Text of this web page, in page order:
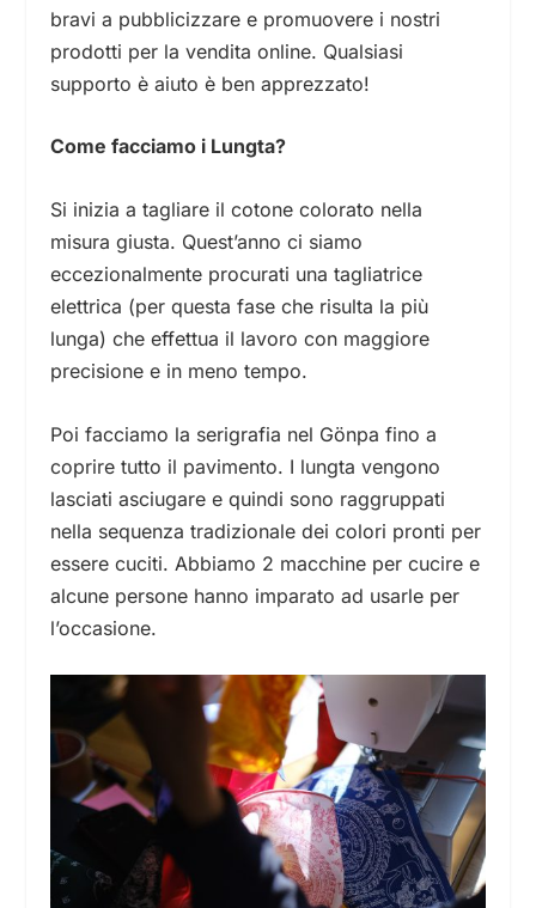
bravi a pubblicizzare e promuovere i nostri
prodotti per la vendita online. Qualsiasi
supporto è aiuto è ben apprezzato!
Come facciamo i Lungta?
Si inizia a tagliare il cotone colorato nella
misura giusta. Quest’anno ci siamo
eccezionalmente procurati una tagliatrice
elettrica (per questa fase che risulta la più
lunga) che effettua il lavoro con maggiore
precisione e in meno tempo.
Poi facciamo la serigrafia nel Gönpa fino a
coprire tutto il pavimento. I lungta vengono
lasciati asciugare e quindi sono raggruppati
nella sequenza tradizionale dei colori pronti per
essere cuciti. Abbiamo 2 macchine per cucire e
alcune persone hanno imparato ad usarle per
l’occasione.